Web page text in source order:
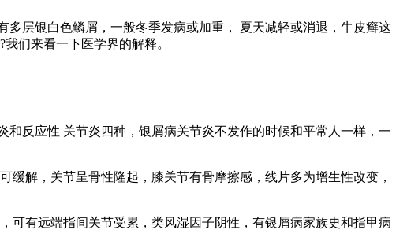
层银白色鳞屑，一般冬季发病或加重， 夏天减轻或消退，牛皮癣这
们来看一下医学界的解释。
反应性 关节炎四种，银屑病关节炎不发作的时候和平常人一样，一
解，关节呈骨性隆起，膝关节有骨摩擦感，线片多为增生性改变，
有远端指间关节受累，类风湿因子阴性，有银屑病家族史和指甲病